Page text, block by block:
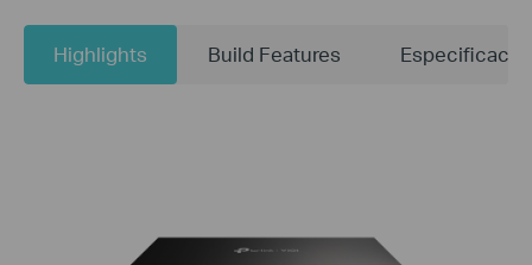
Highlights Build Features